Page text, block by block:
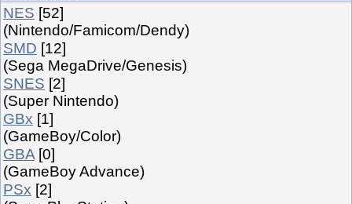
NES [52]
(Nintendo/Famicom/Dendy)
SMD [12]
(Sega MegaDrive/Genesis)
SNES [2]
(Super Nintendo)
GBx [1]
(GameBoy/Color)
GBA [0]
(GameBoy Advance)
PSx [2]